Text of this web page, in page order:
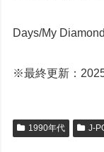
Days/My
※最終更新：
1990年代 J-